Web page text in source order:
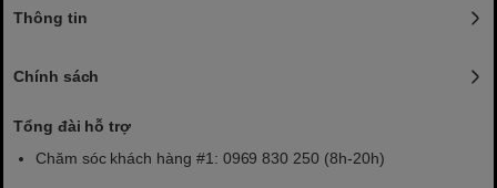
Thông tin
Chính sách
Tổng đài hỗ trợ
Chăm sóc khách hàng #1: 0969 830 250 (8h-20h)